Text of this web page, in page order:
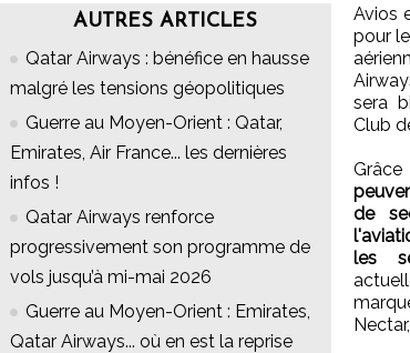
AUTRES ARTICLES
Qatar Airways : bénéfice en hausse
malgré les tensions géopolitiques
Guerre au Moyen-Orient : Qatar,
Emirates, Air France... les dernières
infos !
Qatar Airways renforce
progressivement son programme de
vols jusqu’à mi-mai 2026
Guerre au Moyen-Orient : Emirates,
Qatar Airways... où en est la reprise
Avios
pour
sera
Club
de
les